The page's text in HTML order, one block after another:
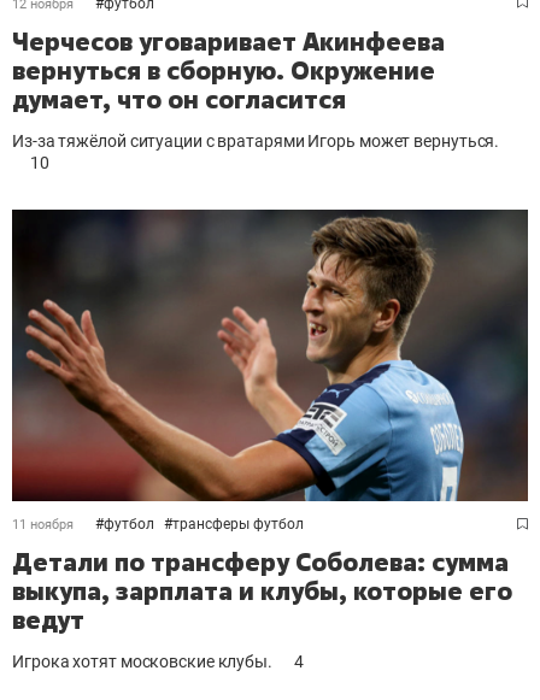
12 ноября
Черчесов уговаривает Акинфеева
вернуться в сборную. Окружение
думает, что он согласится
Из-за тяжёлой ситуации с вратарями Игорь может вернуться.
10
11 ноября #футбол #трансферы футбол
Детали по трансферу Соболева: сумма
выкупа, зарплата и клубы, которые его
ведут
Игрока хотят московские клубы. 4